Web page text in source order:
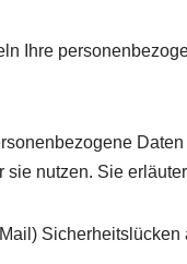
Ihre
nutzen. Sie